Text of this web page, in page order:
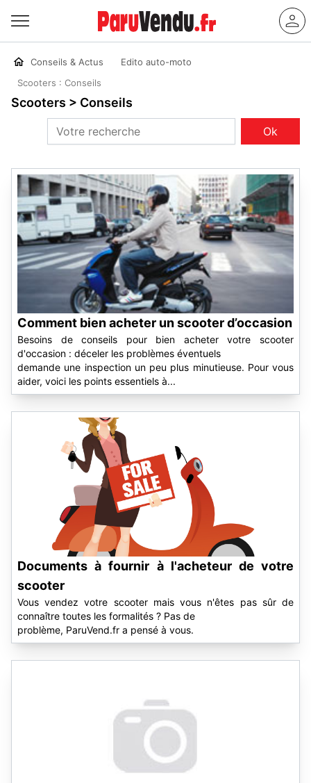
Conseils & Actus
Edito auto-moto
Scooters : Conseils
Scooters > Conseils
Comment bien acheter un scooter d’occasion
Besoins de conseils pour bien acheter votre scooter
d'occasion : déceler les problèmes éventuels
demande une inspection un peu plus minutieuse. Pour vous
aider, voici les points essentiels à...
Documents à fournir à l'acheteur de votre
scooter
Vous vendez votre scooter mais vous n'êtes pas sûr de
connaître toutes les formalités ? Pas de
problème, ParuVend.fr a pensé à vous.